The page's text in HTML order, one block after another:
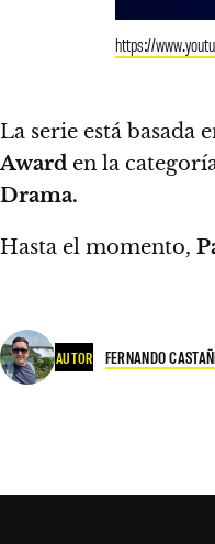
https://
La serie está basada
Award en la
Drama.
Hasta el momento,
AUTOR FERNANDO